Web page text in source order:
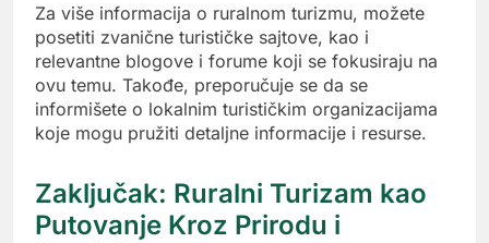
Za više informacija o ruralnom turizmu, možete
posetiti zvanične turističke sajtove, kao i
relevantne blogove i forume koji se fokusiraju na
ovu temu. Takođe, preporučuje se da se
informišete o lokalnim turističkim organizacijama
koje mogu pružiti detaljne informacije i resurse.
Zaključak: Ruralni Turizam kao
Putovanje Kroz Prirodu i